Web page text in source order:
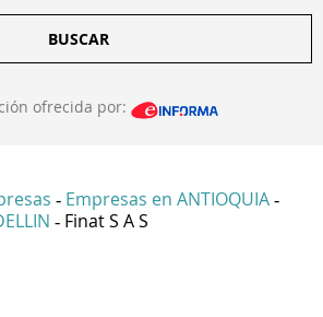
BUSCAR
ofrecida por:
- Empresas en ANTIOQUIA -
- Finat S A S